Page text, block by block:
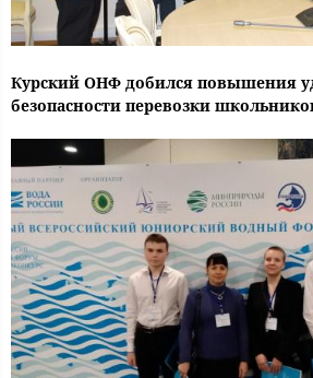
Курский ОНФ добился повышения
безопасности перевозки